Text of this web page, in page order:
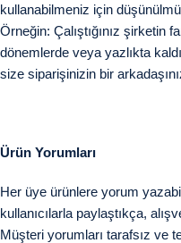
kullanabilmeniz için
Örneğin: Çalıştığınız şirketin
dönemlerde veya yazlıkta
size siparişinizin bir
Ürün Yorumları
Her üye ürünlere yorum
kullanıcılarla paylaştıkça,
Müşteri yorumları tarafsız ve